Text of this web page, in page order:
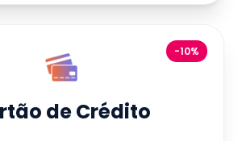
-10%
de Crédito